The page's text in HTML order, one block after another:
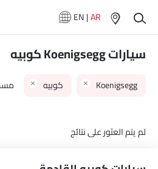
EN|AR
سيارات Koenigsegg كوبيه
Koenigsegg كوبيه
لم يتم العثور على نتائج